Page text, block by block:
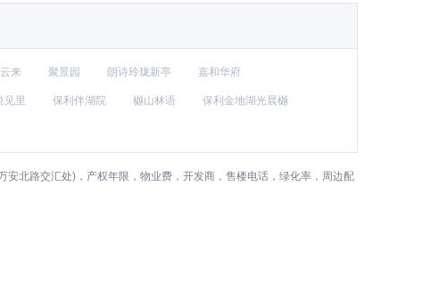
来 聚景园 朗诗玲珑新亭 嘉和华府
见里 保利伴湖院 樾山林语 保利金地湖光晨樾
北路交汇处)，产权年限，物业费，开发商，售楼电话，绿化率，周边配